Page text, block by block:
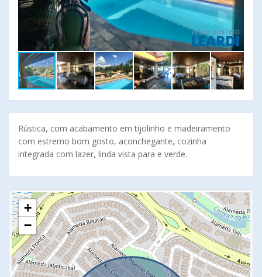
Rústica, com acabamento em tijolinho e madeiramento
com estremo bom gosto, aconchegante, cozinha
integrada com lazer, linda vista para e verde.
+
−